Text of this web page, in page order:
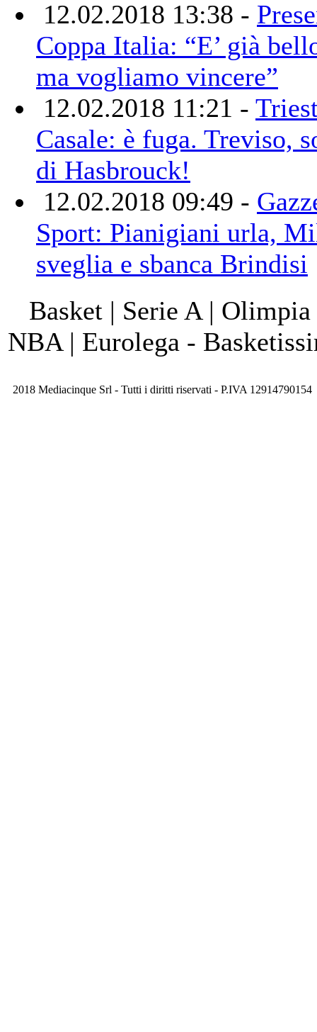
12.02.2018 13:38 -
Coppa Italia: “E’ già
ma vogliamo vincere”
12.02.2018 11:21 -
Casale: è fuga. Treviso,
di Hasbrouck!
12.02.2018 09:49 -
Sport: Pianigiani urla,
sveglia e sbanca Brindisi
Basket | Serie A |
NBA | Eurolega -
2018 Mediacinque Srl - Tutti i diritti riservati - P.IVA 12914790154